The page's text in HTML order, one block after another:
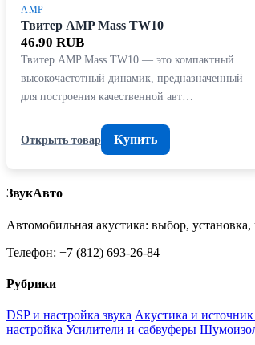
AMP
Твитер AMP Mass TW10
46.90 RUB
Твитер AMP Mass TW10 — это компактный
высокочастотный динамик, предназначенный
для построения качественной авт…
Открыть товар Купить
ЗвукАвто
Автомобильная акустика: выбор, установка,
Телефон: +7 (812) 693-26-84
Рубрики
DSP и настройка звука Акустика и источник
настройка Усилители и сабвуферы